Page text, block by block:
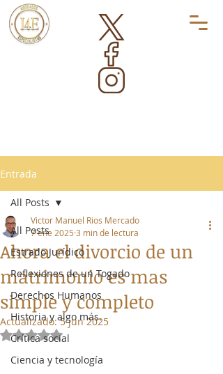
Entrada
All Posts
Estrado Jurídico
Reflexiones de un Togado
Derechos Humanos
Historia y algo más.
Crítica social
Ciencia y tecnología
All Posts
Ahora el divorcio de un
matrimonio es mas
simple y completo
Victor Manuel Rios Mercado
7 ene 2025 3 min de lectura
Actualizado:5 jun 2025
Obtuvo NaN de 5 estrellas.